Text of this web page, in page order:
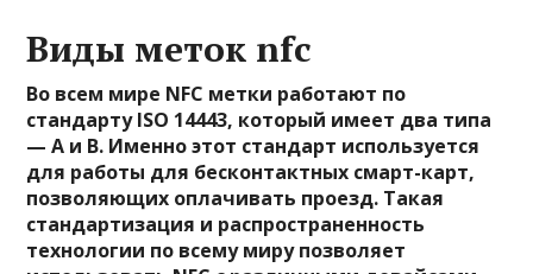
Виды меток nfc
Во всем мире NFC метки работают по
стандарту ISO 14443, который имеет два типа
— А и B. Именно этот стандарт используется
для работы для бесконтактных смарт-карт,
позволяющих оплачивать проезд. Такая
стандартизация и распространенность
технологии по всему миру позволяет